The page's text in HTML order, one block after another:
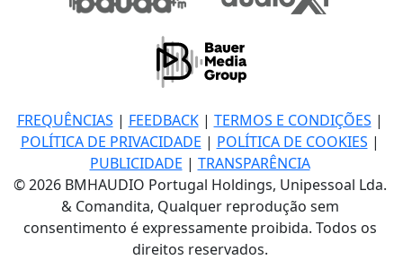
FREQUÊNCIAS | FEEDBACK| TERMOS E CONDIÇÕES |
POLÍTICA DE PRIVACIDADE | POLÍTICA DE COOKIES |
PUBLICIDADE | TRANSPARÊNCIA
© 2026 BMHAUDIO Portugal Holdings, Unipessoal Lda.
& Comandita, Qualquer reprodução sem
consentimento é expressamente proibida. Todos os
direitos reservados.